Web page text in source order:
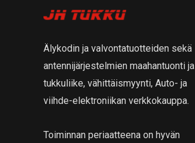
Älykodin ja valvontatuotteiden sekä
antennijärjestelmien maahantuonti ja
tukkuliike, vähittäismyynti, Auto- ja
viihde-elektroniikan verkkokauppa.
Toiminnan periaatteena on hyvän